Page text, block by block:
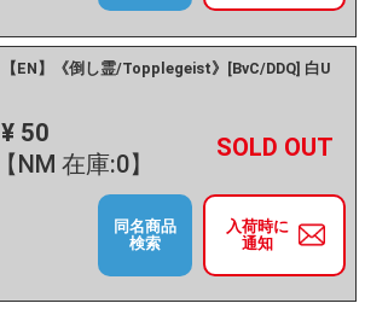
【EN】《倒し霊/Topplegeist》[BvC/DDQ] 白U
¥ 50
【NM 在庫:0】
－ +
入荷時に
通知
同名商品
検索